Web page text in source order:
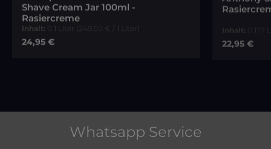
Shave Cream Jar 100ml -
Rasiercreme
Inhalt: 0.1 Liter (249,50 € / 1 Liter)
Regulärer Preis:
24,95 €
Inhalt: 0.177
Regulärer
22,95 €
Whatsapp Service